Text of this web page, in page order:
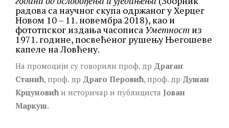
радова са научног скупа одржаног у Херцег
Новом 10 – 11. новембра 2018), као и
фототпског издања часописаУметностиз
1971. године, посвећеног рушењу Његошеве
капеле на Ловћену.
На промоцији су говорили проф. др Драган
Станић, проф. др Драго Перовић, проф. др Душан
Крцуновић и историчар и публициста Јован
Маркуш.